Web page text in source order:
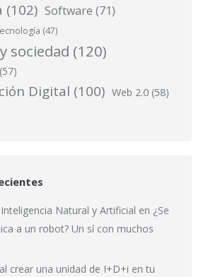
(102) Software (71)
(47)
sociedad (120)
(57)
Digital (100) Web 2.0 (58)
Natural y Artificial en ¿Se
a un robot? Un sí con muchos
crear una unidad de I+D+i en tu